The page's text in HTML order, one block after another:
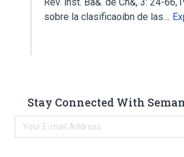
sobre la clasificaoibn de las…
Stay Connected With